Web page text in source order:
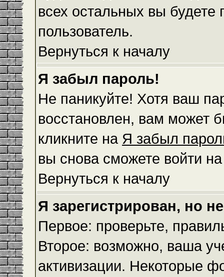
всех остальных вы будете
пользователь.
Вернуться к началу
Я забыл пароль!
Не паникуйте! Хотя ваш
восстановлен, вам может
кликните на Я забыл
вы снова сможете войти
Вернуться к началу
Я зарегистрирован, но
Первое: проверьте,
Второе: возможно, ваша
активизации. Некоторые